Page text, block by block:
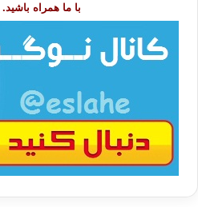
با ما همراه باشید.